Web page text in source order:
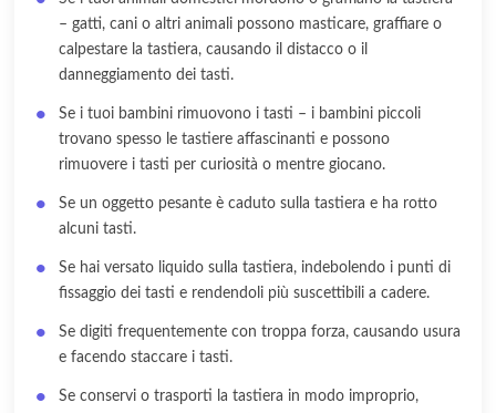
– gatti, cani o altri animali possono masticare, graffiare o
calpestare la tastiera, causando il distacco o il
danneggiamento dei tasti.
Se i tuoi bambini rimuovono i tasti – i bambini piccoli
trovano spesso le tastiere affascinanti e possono
rimuovere i tasti per curiosità o mentre giocano.
Se un oggetto pesante è caduto sulla tastiera e ha rotto
alcuni tasti.
Se hai versato liquido sulla tastiera, indebolendo i punti di
fissaggio dei tasti e rendendoli più suscettibili a cadere.
Se digiti frequentemente con troppa forza, causando usura
e facendo staccare i tasti.
Se conservi o trasporti la tastiera in modo improprio,